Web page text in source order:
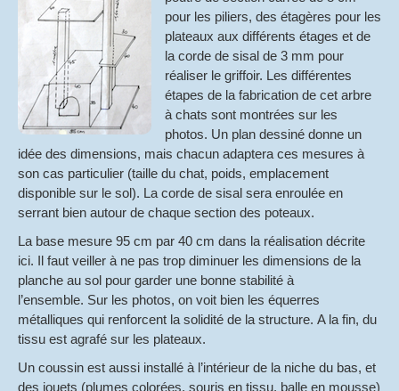
pour les piliers, des étagères pour les
plateaux aux différents étages et de
la corde de sisal de 3 mm pour
réaliser le griffoir. Les différentes
étapes de la fabrication de cet arbre
à chats sont montrées sur les
photos. Un plan dessiné donne un
idée des dimensions, mais chacun adaptera ces mesures à
son cas particulier (taille du chat, poids, emplacement
disponible sur le sol). La corde de sisal sera enroulée en
serrant bien autour de chaque section des poteaux.
La base mesure 95 cm par 40 cm dans la réalisation décrite
ici. Il faut veiller à ne pas trop diminuer les dimensions de la
planche au sol pour garder une bonne stabilité à
l’ensemble. Sur les photos, on voit bien les équerres
métalliques qui renforcent la solidité de la structure. A la fin, du
tissu est agrafé sur les plateaux.
Un coussin est aussi installé à l’intérieur de la niche du bas, et
des jouets (plumes colorées, souris en tissu, balle en mousse)